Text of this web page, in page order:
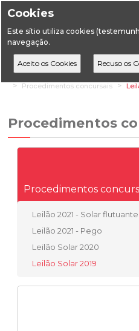
Cookies
Este sítio utiliza cookies
navegação.
HomeÁreas Setoriais Energia
Procedimentos concursais
Procedimentos
Procedimentos
Leilão 2021 - Solar flutuante
Leilão 2021 - Pego
Leilão Solar 2020
Leilão Solar 2019